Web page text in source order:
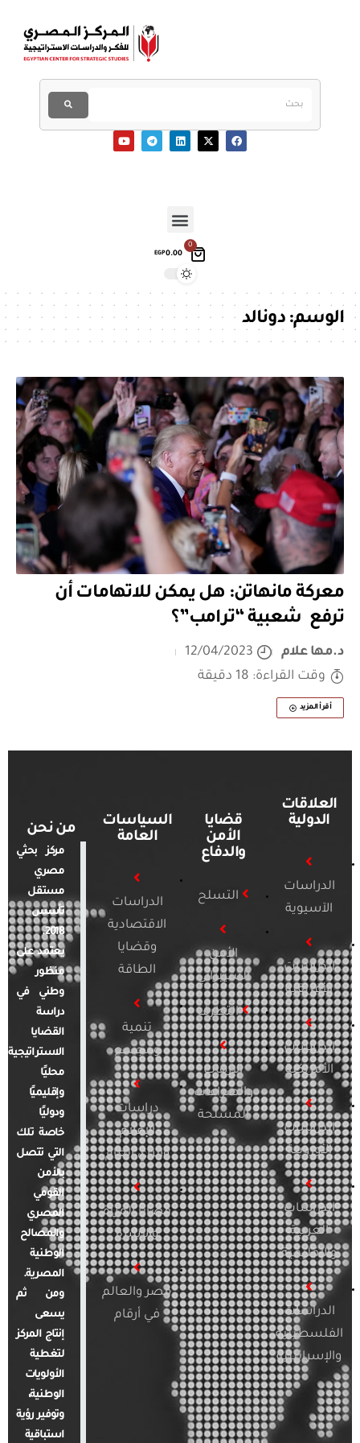
0
EGP0.00
الوسم:دونالد
معركة مانهاتن: هل يمكن للاتهامات أن
ترفع شعبية “ترامب”؟
د.مها علام
12/04/2023
وقت القراءة: 18 دقيقة
أقرأ المزيد
العلاقات
الدولية
الدراسات
الآسيوية
الدراسات
الأفريقية
الدراسات
الأمريكية
الدراسات
الأوروبية
الدراسات
العربية
والإقليمية
الدراسات
الفلسطينية
والإسرائيلية
قضايا
الأمن
والدفاع
التسلح
الأمن
السيبراني
التطرف
الإرهاب
والصراعات
المسلحة
السياسات
العامة
الدراسات
الاقتصادية
وقضايا
الطاقة
تنمية
ومجتمع
دراسات
الإعلام
والرأي العام
قضايا المرأة
والأسرة
مصر والعالم
في أرقام
من نحن
مركز بحثي
مصري
مستقل
تأسس
2018.
يعتمد على
منظور
وطني في
دراسة
القضايا
الاستراتيجية
محليًا
وإقليميًا
ودوليًا
خاصة تلك
التي تتصل
بالأمن
القومي
المصري
والمصالح
الوطنية
المصرية.
ومن ثم
يسعى
إنتاج المركز
لتغطية
الأولويات
الوطنية،
وتوفير رؤية
استباقية